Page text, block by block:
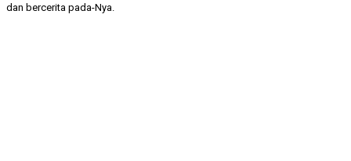
dan bercerita pada-Nya.